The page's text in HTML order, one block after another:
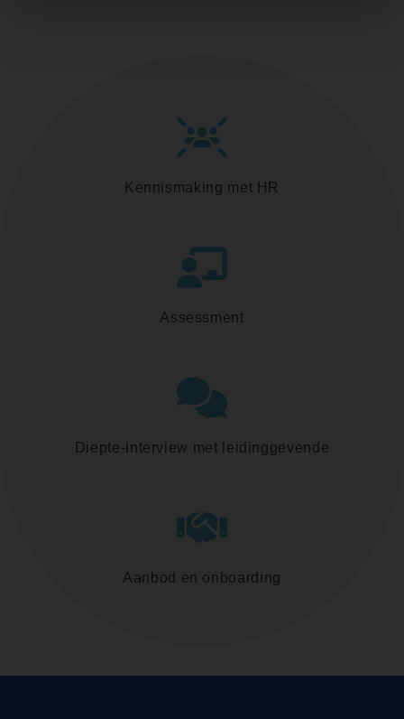
Kennismaking met HR
Assessment
Diepte-interview met leidinggevende
Aanbod en onboarding